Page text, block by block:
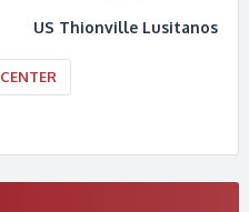
US Thionville Lusitanos